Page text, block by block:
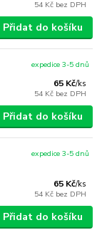
54 Kč bez DPH
Přidat do košíku
65 Kč/ks
54 Kč bez DPH
expedice 3-5 dnů
Přidat do košíku
65 Kč/ks
54 Kč bez DPH
expedice 3-5 dnů
Přidat do košíku